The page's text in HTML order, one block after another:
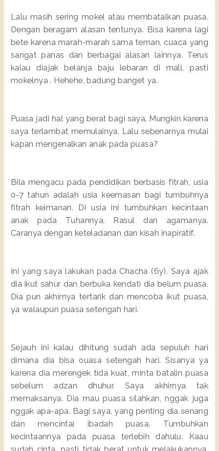
Lalu masih sering mokel atau membatalkan puasa.
Dengan beragam alasan tentunya. Bisa karena lagi
bete karena marah-marah sama teman, cuaca yang
sangat panas dan berbagai alasan lainnya. Terus
kalau diajak belanja baju lebaran di mall, pasti
mokelnya . Hehehe, badung banget ya.
Puasa jadi hal yang berat bagi saya. Mungkin karena
saya terlambat memulainya. Lalu sebenarnya mulai
kapan mengenalkan anak pada puasa?
Bila mengacu pada pendidikan berbasis fitrah, usia
0-7 tahun adalah usia keemasan bagi tumbuhnya
fitrah keimanan. Di usia ini tumbuhkan kecintaan
anak pada Tuhannya, Rasul dan agamanya.
Caranya dengan keteladanan dan kisah inapiratif.
Ini yang saya lakukan pada Chacha (6y). Saya ajak
dia ikut sahur dan berbuka kendati dia belum puasa.
Dia pun akhirnya tertarik dan mencoba ikut puasa,
ya walaupun puasa setengah hari.
Sejauh ini kalau dihitung sudah ada sepuluh hari
dimana dia bisa ouasa setengah hari. Sisanya ya
karena dia merengek tida kuat, minta batalin puasa
sebelum adzan dhuhur. Saya akhirnya tak
memaksanya. Dia mau puasa silahkan, nggak juga
nggak apa-apa. Bagi saya, yang penting dia senang
dan mencintai ibadah puasa. Tumbuhkan
kecintaannya pada puasa terlebih dahulu. Kaau